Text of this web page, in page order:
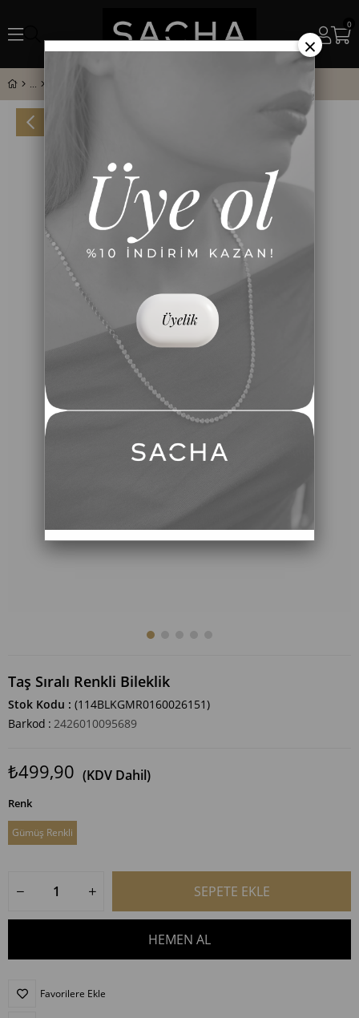
0
Taş Sıralı Renkli Bileklik
Stok Kodu
(114BLKGMR0160026151)
Barkod : 2426010095689
₺499,90 (KDV Dahil)
Renk
Gümüş Renkli
Favorilere Ekle
×